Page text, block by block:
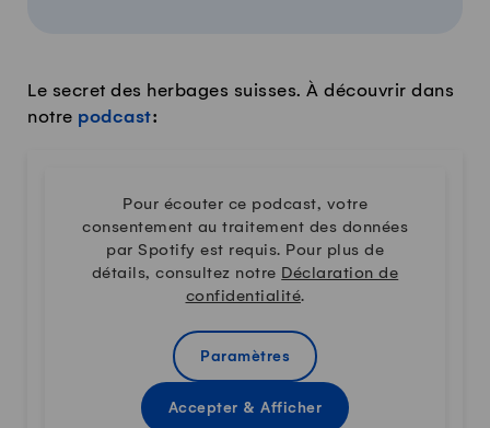
Le secret des herbages suisses. À découvrir dans
notre podcast:
Pour écouter ce podcast, votre
consentement au traitement des données
par Spotify est requis. Pour plus de
détails, consultez notre Déclaration de
confidentialité.
Paramètres
Accepter & Afficher